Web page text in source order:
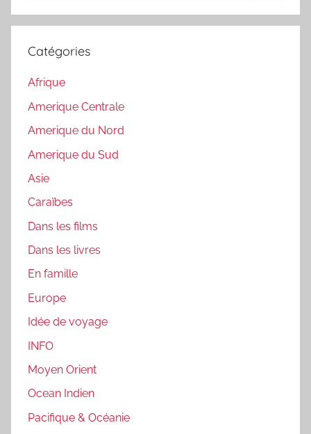
:
Catégories
Afrique
Amerique Centrale
Amerique du Nord
Amerique du Sud
Asie
Caraïbes
Dans les films
Dans les livres
En famille
Europe
Idée de voyage
INFO
Moyen Orient
Ocean Indien
Pacifique & Océanie